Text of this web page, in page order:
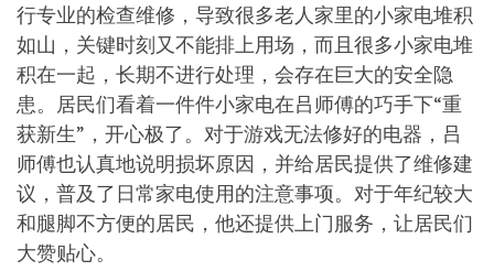
行专业的检查维修，导致很多老人家里的小家电堆积
如山，关键时刻又不能排上用场，而且很多小家电堆
积在一起，长期不进行处理，会存在巨大的安全隐
患。居民们看着一件件小家电在吕师傅的巧手下“重
获新生”，开心极了。对于游戏无法修好的电器，吕
师傅也认真地说明损坏原因，并给居民提供了维修建
议，普及了日常家电使用的注意事项。对于年纪较大
和腿脚不方便的居民，他还提供上门服务，让居民们
大赞贴心。